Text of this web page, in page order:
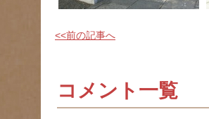
<<前の記事へ
コメント一覧